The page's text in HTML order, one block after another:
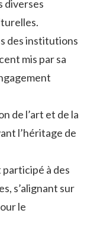
diverses
des institutions
mis par sa
de l’art et de la
l’héritage de
participé à des
s’alignant sur
le